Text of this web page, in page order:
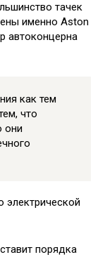
тачек
именно Aston
автоконцерна
как тем
что
они
порядка